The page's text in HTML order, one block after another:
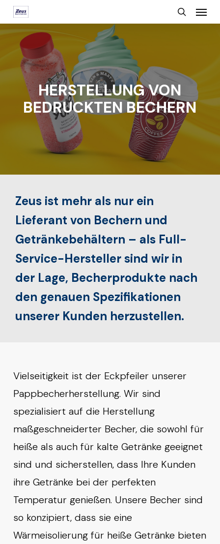
Skip
to
main
content
search
Menu
HERSTELLUNG VON
BEDRUCKTEN BECHERN
Zeus ist mehr als nur ein
Lieferant von Bechern und
Getränkebehältern – als Full-
Service-Hersteller sind wir in
der Lage, Becherprodukte nach
den genauen Spezifikationen
unserer Kunden herzustellen.
Vielseitigkeit ist der Eckpfeiler unserer
Pappbecherherstellung. Wir sind
spezialisiert auf die Herstellung
maßgeschneiderter Becher, die sowohl für
heiße als auch für kalte Getränke geeignet
sind und sicherstellen, dass Ihre Kunden
ihre Getränke bei der perfekten
Temperatur genießen. Unsere Becher sind
so konzipiert, dass sie eine
Wärmeisolierung für heiße Getränke bieten